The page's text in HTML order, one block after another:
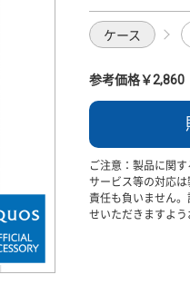
ケース
参考価格￥2,860
ご注意：製品に関
サービス等の対応
責任も負いません
せいただきますよう